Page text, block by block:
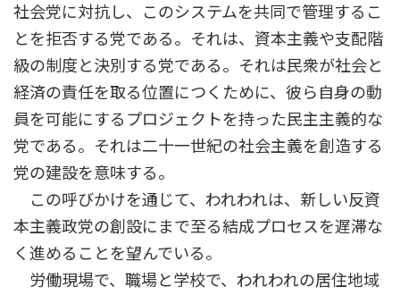
社会党に対抗し、このシステムを共同で管理するこ
とを拒否する党である。それは、資本主義や支配階
級の制度と決別する党である。それは民衆が社会と
経済の責任を取る位置につくために、彼ら自身の動
員を可能にするプロジェクトを持った民主主義的な
党である。それは二十一世紀の社会主義を創造する
党の建設を意味する。
この呼びかけを通じて、われわれは、新しい反資
本主義政党の創設にまで至る結成プロセスを遅滞な
く進めることを望んでいる。
労働現場で、職場と学校で、われわれの居住地域